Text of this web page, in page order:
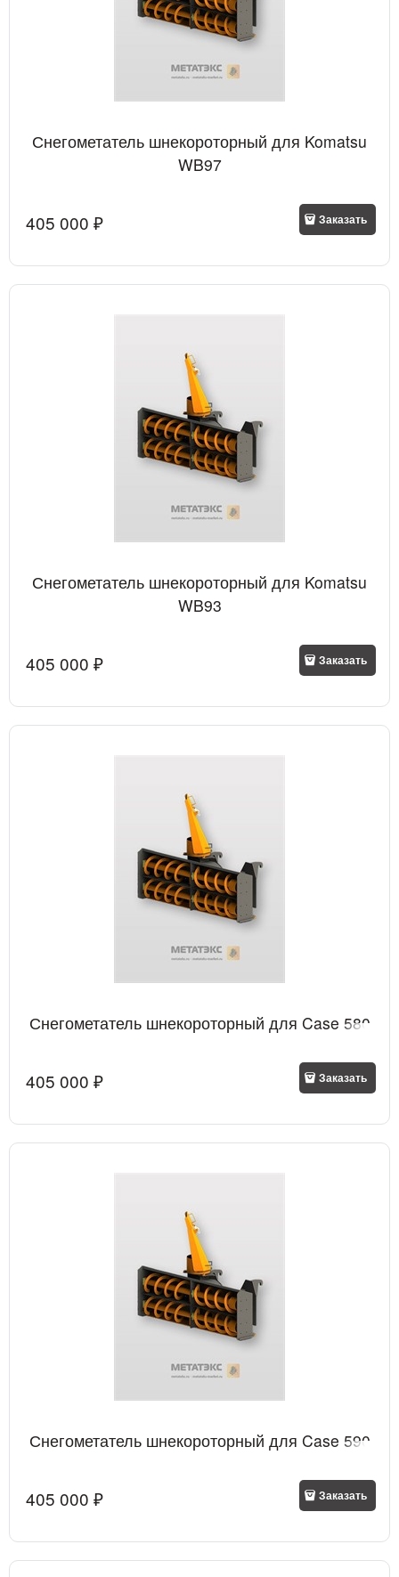
Снегометатель шнекороторный для Komatsu
WB97
405 000 ₽ Заказать
Снегометатель шнекороторный для Komatsu
WB93
405 000 ₽ Заказать
Снегометатель шнекороторный для Case 580
405 000 ₽ Заказать
Снегометатель шнекороторный для Case 590
405 000 ₽ Заказать